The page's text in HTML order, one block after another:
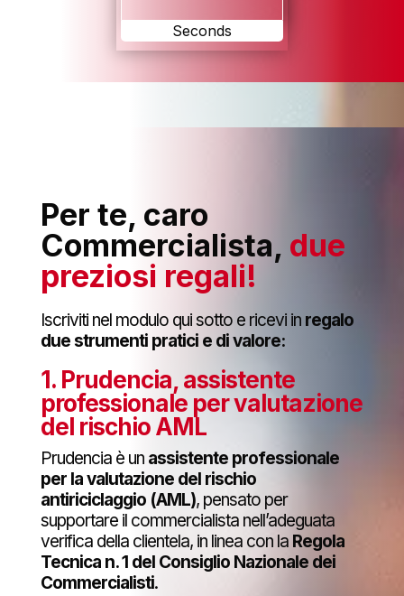
Seconds
Per te, caro
Commercialista, due
preziosi regali!
Iscriviti nel modulo qui sotto e ricevi in regalo
due strumenti pratici e di valore:
1. Prudencia, assistente
professionale per valutazione
del rischio AML
Prudencia è un assistente professionale
per la valutazione del rischio
antiriciclaggio (AML), pensato per
supportare il commercialista nell’adeguata
verifica della clientela, in linea con la Regola
Tecnica n. 1 del Consiglio Nazionale dei
Commercialisti.